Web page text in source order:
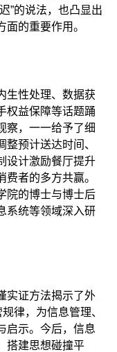
”的说法，也凸显出
的重要作用。
生性处理、数据获
权益保障等话题踊
察，一一给予了细
预计送达时间、
设计激励餐厅提升
者的多方共赢。
院的博士与博士后
系统等领域深入研
实证方法揭示了外
律，为信息管理、
启示。今后，信息
搭建思想碰撞平